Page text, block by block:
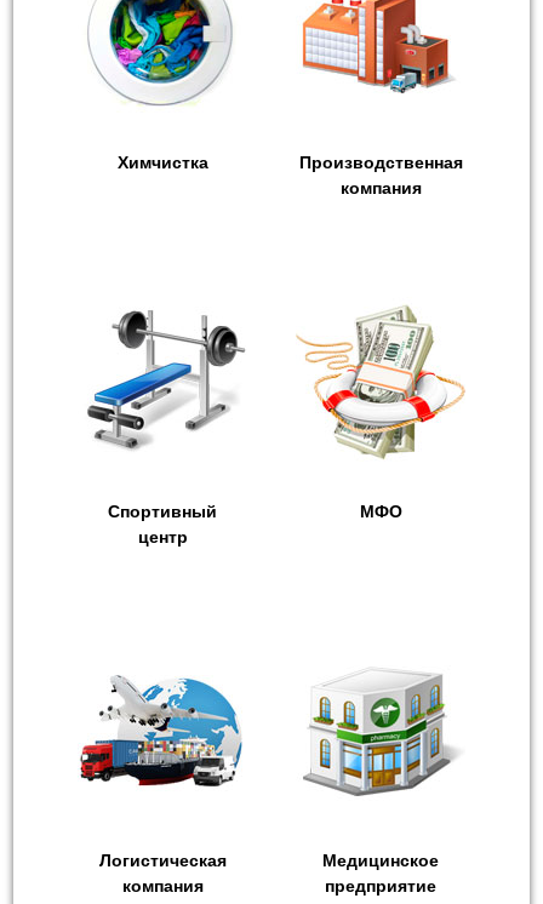
Химчистка
Производственная
компания
Спортивный
центр
МФО
Логистическая
компания
Медицинское
предприятие